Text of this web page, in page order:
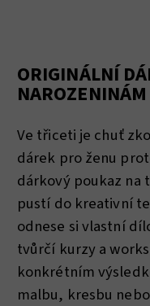
ORIGINÁLNÍ
NAROZENINÁM
Ve třiceti je chuť
dárek pro ženu
dárkový poukaz na
pustí do kreativní
odnese si vlastní
tvůrčí kurzy a
konkrétním
malbu, kresbu